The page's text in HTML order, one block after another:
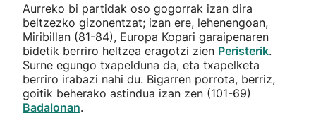
Aurreko bi partidak oso gogorrak izan dira
beltzezko gizonentzat; izan ere, lehenengoan,
Miribillan (81-84), Europa Kopari garaipenaren
bidetik berriro heltzea eragotzi zien Peristerik.
Surne egungo txapelduna da, eta txapelketa
berriro irabazi nahi du. Bigarren porrota, berriz,
goitik beherako astindua izan zen (101-69)
Badalonan.